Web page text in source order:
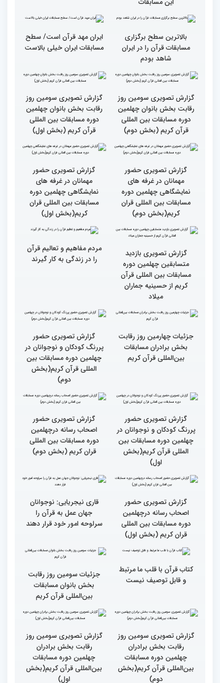
سطح مسابقات قرآنی در
کشور ایران بالاست/ تعریف
این مسابقات
ترتیل را در مسابقات اروپایی
بالاترین سطح برگزاری
مسابقات قرآن را در ایران
شاهد بودم
ایران مهد قرآن است/ سطح
مسابقات ایران خیلی بالاست
گزارش تصویری سومین روز
رقابت بخش بانوان چهلمین
دوره مسابقات بین المللی
قرآن کریم (بخش دوم)
گزارش تصویری سومین روز
رقابت بخش بانوان چهلمین
دوره مسابقات بین المللی
قرآن کریم (بخش اول)
گزارش تصویری حضور
مهمانان در غرفه های
نمایشگاهی چهلمین دوره
مسابقات بین المللی قران
کریم(بخش دوم)
گزارش تصویری حضور
مهمانان در غرفه های
نمایشگاهی چهلمین دوره
کریم(بخش اول)
گزارش تصویری بازدید
متسابقین چهلمین دوره
مسابقات بین المللی قرآن
کریم از حسینیه جماران
میلاد
بین‌المللی قرآن کریم
گزارش تصویری حضور
پررنگ کودکان و نوجوانان در
چهلمین دوره مسابقات بین
المللی قرآن کریم(بخش
دوم)
گزارش تصویری حضور
پررنگ کودکان و نوجوانان در
چهلمین دوره مسابقات بین
المللی قرآن کریم(بخش
اول)
گزارش تصویری حضور
دوره مسابقات بین المللی
قران کریم (بخش دوم)
گزارش تصویری حضور
اصحاب رسانه درچهلمین
قران کریم (بخش اول)
جهان عمل به قرآن را
سرلوحه امور خود قرار دهند
کتاب قرآن با قلب ما مرتبط
و قابل توصیف نیست
جزئیات سومین روز رقابت
بخش بانوان مسابقات
بین‌المللی قرآن کریم
گزارش تصویری سومین روز
گزارش تصویری سومین روز